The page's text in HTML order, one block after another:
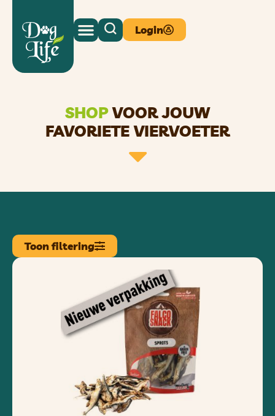
Login
SHOPVOOR JOUW
FAVORIETE VIERVOETER
Toon filtering